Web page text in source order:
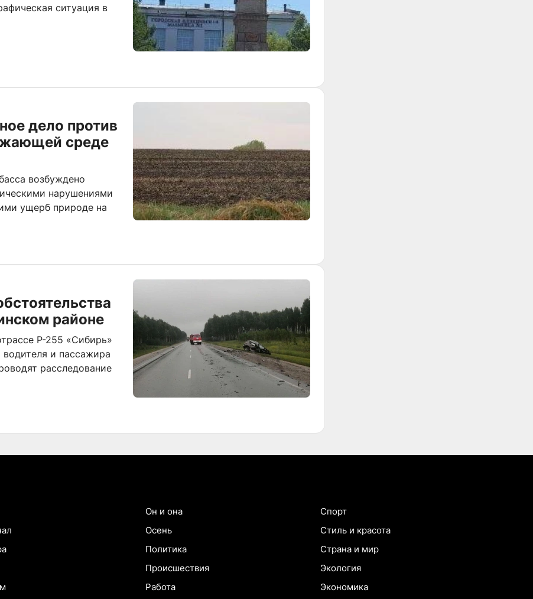
ситуация в
дело против
среде
возбуждено
нарушениями
ущерб природе на
районе
Р-255 «Сибирь»
и пассажира
расследование
Он и она
Осень
Политика
Происшествия
Работа
Спорт
Стиль и красота
Страна и мир
Экология
Экономика